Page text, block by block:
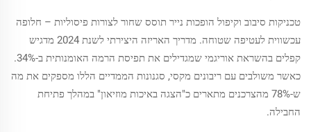
טכניקות סיבוב וקיפול הופכות נייר תוסס שחור לצורות פיסוליות – חלופה
עכשווית לעטיפה שטוחה. מדריך האריזה היצירתי לשנת 2024 מדגיש
קפלים בהשראת אוריגמי שמגדילים את תפיסת הרמה האומנותית ב-34%.
כאשר משולבים עם ריבונים מקסי, סגנונות הממדיים הללו מספקים את מה
ש-78% מהצרכנים מתארים כ"הצגה באיכות מוזיאון" במהלך פתיחת
החבילה.